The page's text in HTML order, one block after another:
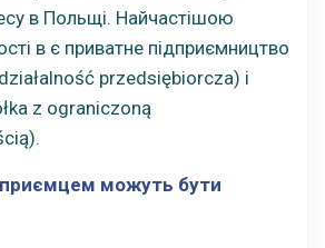
в Польщі. Найчастішою
в є приватне підприємництво
przedsiębiorcza) і
z ograniczoną
можуть бути